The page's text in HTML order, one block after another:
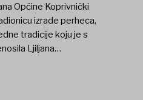
Općine Koprivnički
izrade perheca,
tradicije koju je s
Ljiljana…